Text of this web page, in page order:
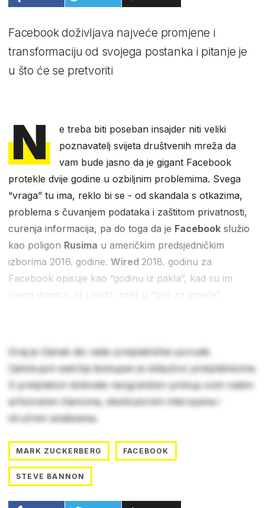
Facebook doživljava najveće promjene i
transformaciju od svojega postanka i pitanje je
u što će se pretvoriti
N
e treba biti poseban insajder niti veliki
poznavatelj svijeta društvenih mreža da
vam bude jasno da je gigant Facebook
protekle dvije godine u ozbiljnim problemima. Svega
“vraga” tu ima, reklo bi se - od skandala s otkazima,
problema s čuvanjem podataka i zaštitom privatnosti,
curenja informacija, pa do toga da je Facebook služio
kao poligon Rusima u američkim predsjedničkim
izborima 2016. godine. Wired 2018. godinu za
Facebook opisuje kao “godinu iz pakla”, kad su im
cijena dionica, ali i imidž, otišli u “koš za smeće”.
Ovaj je članak dio naše pretplatničke ponude.
Cjelokupni sadržaj dostupan je isključivo pretplatnicima.
S pretplatom dobivate neograničen pristup svim našim
arhiviranim člancima, ekskluzivnim intervjuima i
stručnim analizama.
MARK ZUCKERBERG FACEBOOK
STEVE BANNON